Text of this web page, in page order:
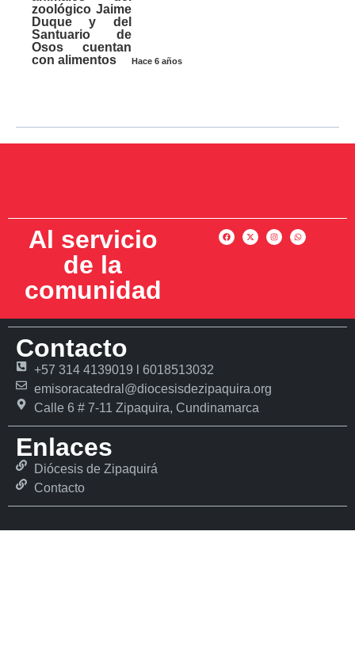
Hace 6 años
zoológico Jaime
Duque y del
Santuario de
Osos cuentan
con alimentos
Al servicio
de la
comunidad
Contacto
+57 314 4139019 l 6018513032
emisoracatedral@diocesisdezipaquira.org
Calle 6 # 7-11 Zipaquira, Cundinamarca
Enlaces
Diócesis de Zipaquirá
Contacto